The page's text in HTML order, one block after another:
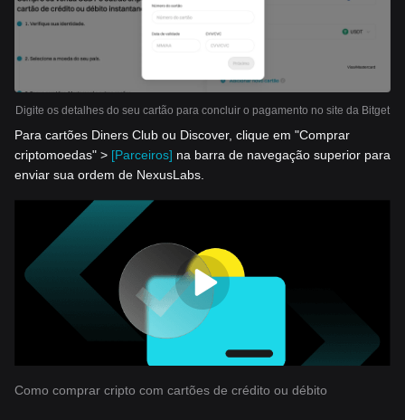
Digite os detalhes do seu cartão para concluir o pagamento no site da Bitget
Para cartões Diners Club ou Discover, clique em "Comprar
criptomoedas" > [Parceiros] na barra de navegação superior para
enviar sua ordem de NexusLabs.
Como comprar cripto com cartões de crédito ou débito